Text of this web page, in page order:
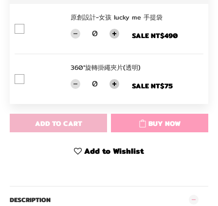
原創設計-女孩 lucky me 手提袋
SALE NT$490
360°旋轉掛繩夾片(透明)
SALE NT$75
ADD TO CART BUY NOW
Add to Wishlist
DESCRIPTION